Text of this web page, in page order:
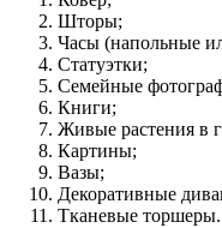
Шторы;
Часы (напольные
Статуэтки;
Семейные
Книги;
Живые растения в
Картины;
Вазы;
Декоративные
Тканевые торшеры.